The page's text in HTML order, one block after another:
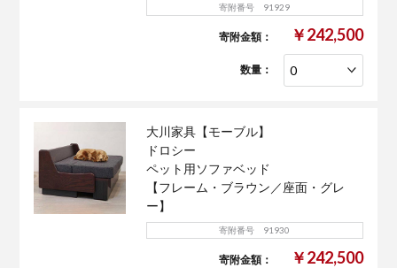
寄附番号 91929
寄附金額： ￥242,500
数量：
大川家具【モーブル】
ドロシー
ペット用ソファベッド
【フレーム・ブラウン／座面・グレ
ー】
寄附番号 91930
寄附金額： ￥242,500